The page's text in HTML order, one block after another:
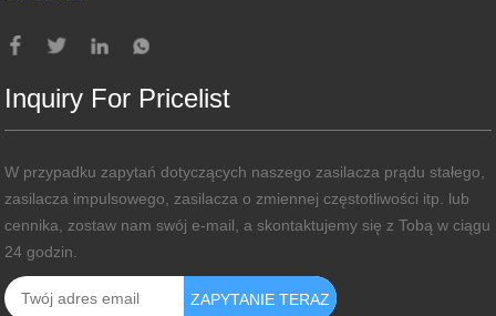
Inquiry For Pricelist
W przypadku zapytań dotyczących naszego zasilacza prądu stałego,
zasilacza impulsowego, zasilacza o zmiennej częstotliwości itp. lub
cennika, zostaw nam swój e-mail, a skontaktujemy się z Tobą w ciągu
24 godzin.